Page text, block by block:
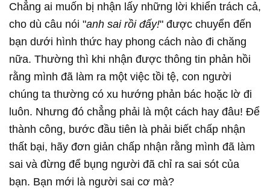
Chẳng ai muốn bị nhận lấy những lời khiển trách cả,
cho dù câu nói "anh sai rồi đấy!" được chuyển đến
bạn dưới hình thức hay phong cách nào đi chăng
nữa. Thường thì khi nhận được thông tin phản hồi
rằng mình đã làm ra một việc tồi tệ, con người
chúng ta thường có xu hướng phản bác hoặc lờ đi
luôn. Nhưng đó chẳng phải là một cách hay đâu! Để
thành công, bước đầu tiên là phải biết chấp nhận
thất bại, hãy đơn giản chấp nhận rằng mình đã làm
sai và đừng để bụng người đã chỉ ra sai sót của
bạn. Bạn mới là người sai cơ mà?